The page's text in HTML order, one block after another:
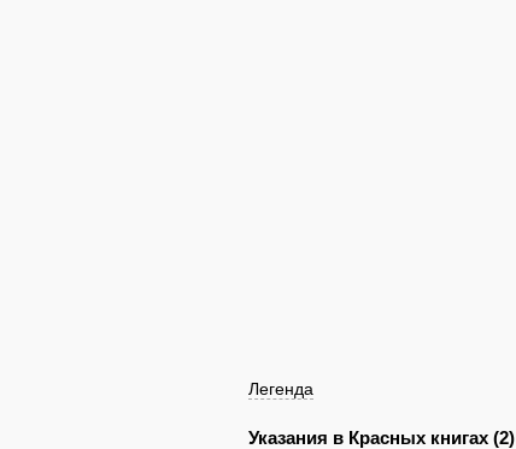
Легенда
Указания в Красных книгах (2)